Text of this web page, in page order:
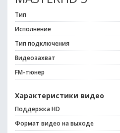
Тип
Исполнение
Тип подключения
Видеозахват
FM-тюнер
Характеристики видео
Поддержка HD
Формат видео на выходе